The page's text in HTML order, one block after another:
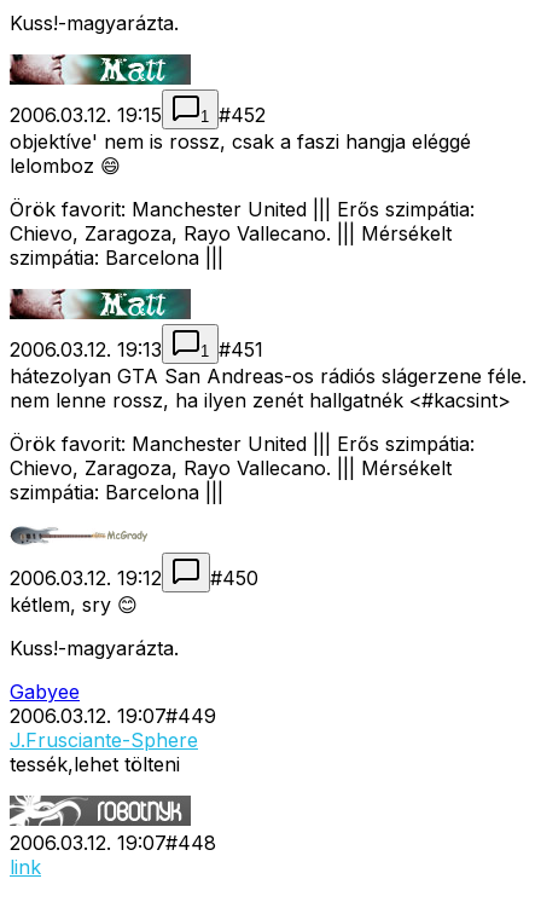
Kuss!-magyarázta.
2006.03.12. 19:15 1 #452
objektíve' nem is rossz, csak a faszi hangja eléggé
lelomboz 😄
Örök favorit: Manchester United ||| Erős szimpátia:
Chievo, Zaragoza, Rayo Vallecano. ||| Mérsékelt
szimpátia: Barcelona |||
2006.03.12. 19:13 1 #451
hátezolyan GTA San Andreas-os rádiós slágerzene féle.
nem lenne rossz, ha ilyen zenét hallgatnék <#kacsint>
Örök favorit: Manchester United ||| Erős szimpátia:
Chievo, Zaragoza, Rayo Vallecano. ||| Mérsékelt
szimpátia: Barcelona |||
2006.03.12. 19:12 #450
kétlem, sry 😊
Kuss!-magyarázta.
Gabyee
2006.03.12. 19:07#449
J.Frusciante-Sphere
tessék,lehet tölteni
2006.03.12. 19:07#448
link